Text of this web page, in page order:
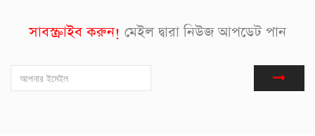
সাবস্ক্রাইব করুন! মেইল দ্বারা নিউজ আপডেট পান